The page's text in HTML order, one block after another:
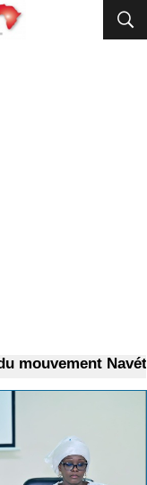
Navétanes